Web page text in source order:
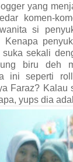
yang
komen-
si
suka sekali
biru deh
ini seperti
Faraz? Kalau
yups dia